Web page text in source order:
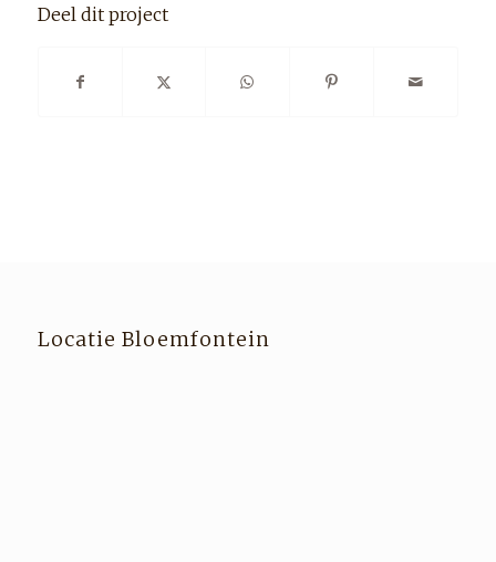
Deel dit project
Locatie Bloemfontein